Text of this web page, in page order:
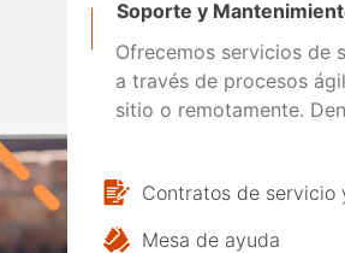
Soporte y
Ofrecemos servicios de
a través de procesos
sitio o remotamente.
Contratos de servicio
Mesa de ayuda